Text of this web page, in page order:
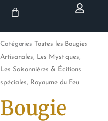
Catégories Toutes les Bougies
Artisanales, Les Mystiques,
Les Saisonnières & Éditions
spéciales, Royaume du Feu
Bougie